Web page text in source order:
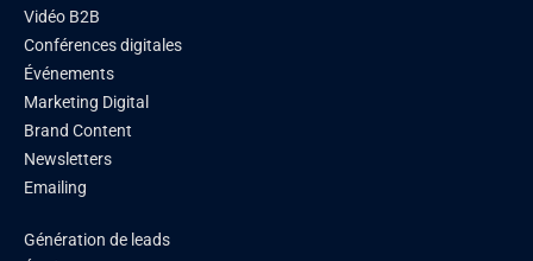
Vidéo B2B
Conférences digitales
Événements
Marketing Digital
Brand Content
Newsletters
Emailing
Génération de leads